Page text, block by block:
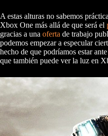
A estas alturas no sabemos
Xbox One más allá de que será el
gracias a una oferta de trabajo
podemos empezar a especular
hecho de que podríamos estar
que también puede ver la luz en